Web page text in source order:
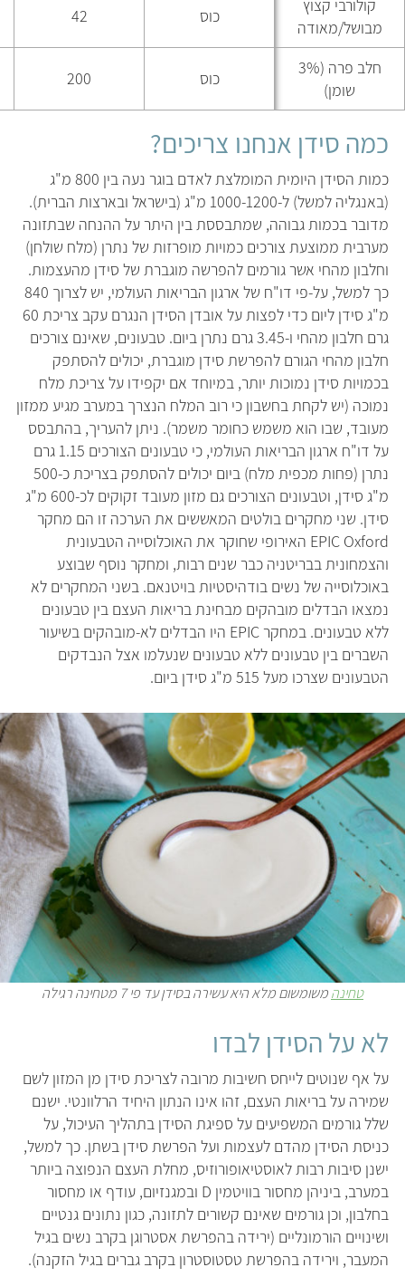
קולורבי קצוץ
מבושל/מאודה
כוס 42
חלב פרה (3%
שומן)
כוס 200
כמה סידן אנחנו צריכים?
כמות הסידן היומית המומלצת לאדם בוגר נעה בין 800 מ"ג
(באנגליה למשל) ל-1000-1200 מ"ג (בישראל ובארצות הברית).
מדובר בכמות גבוהה, שמתבססת בין היתר על ההנחה שבתזונה
מערבית ממוצעת צורכים כמויות מופרזות של נתרן (מלח שולחן)
וחלבון מהחי אשר גורמים להפרשה מוגברת של סידן מהעצמות.
כך למשל, על-פי דו"ח של ארגון הבריאות העולמי, יש לצרוך 840
מ"ג סידן ליום כדי לפצות על אובדן הסידן הנגרם עקב צריכת 60
גרם חלבון מהחי ו-3.45 גרם נתרן ביום. טבעונים, שאינם צורכים
חלבון מהחי הגורם להפרשת סידן מוגברת, יכולים להסתפק
בכמויות סידן נמוכות יותר, במיוחד אם יקפידו על צריכת מלח
נמוכה (יש לקחת בחשבון כי רוב המלח הנצרך במערב מגיע ממזון
מעובד, שבו הוא משמש כחומר משמר). ניתן להעריך, בהתבסס
על דו"ח ארגון הבריאות העולמי, כי טבעונים הצורכים 1.15 גרם
נתרן (פחות מכפית מלח) ביום יכולים להסתפק בצריכת כ-500
מ"ג סידן, וטבעונים הצורכים גם מזון מעובד זקוקים לכ-600 מ"ג
סידן. שני מחקרים בולטים המאששים את הערכה זו הם מחקר
EPIC Oxford האירופי שחוקר את האוכלוסייה הטבעונית
והצמחונית בבריטניה כבר שנים רבות, ומחקר נוסף שבוצע
באוכלוסייה של נשים בודהיסטיות בויטנאם. בשני המחקרים לא
נמצאו הבדלים מובהקים מבחינת בריאות העצם בין טבעונים
ללא טבעונים. במחקר EPIC היו הבדלים לא-מובהקים בשיעור
השברים בין טבעונים ללא טבעונים שנעלמו אצל הנבדקים
הטבעונים שצרכו מעל 515 מ"ג סידן ביום.
טחינהמשומשום מלא היא עשירה בסידן עד פי 7 מטחינה רגילה
לא על הסידן לבדו
על אף שנוטים לייחס חשיבות מרובה לצריכת סידן מן המזון לשם
שמירה על בריאות העצם, זהו אינו הנתון היחיד הרלוונטי. ישנם
שלל גורמים המשפיעים על ספיגת הסידן בתהליך העיכול, על
כניסת הסידן מהדם לעצמות ועל הפרשת סידן בשתן. כך למשל,
ישנן סיבות רבות לאוסטיאופורוזיס, מחלת העצם הנפוצה ביותר
במערב, ביניהן מחסור בוויטמין D ובמגנזיום, עודף או מחסור
בחלבון, וכן גורמים שאינם קשורים לתזונה, כגון נתונים גנטיים
ושינויים הורמונליים (ירידה בהפרשת אסטרוגן בקרב נשים בגיל
המעבר, וירידה בהפרשת טסטוסטרון בקרב גברים בגיל הזקנה).